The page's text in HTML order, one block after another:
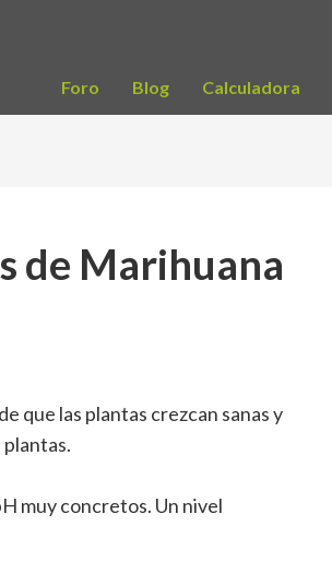
Foro Blog Calculadora
de Marihuana
que las plantas crezcan sanas y
muy concretos. Un nivel